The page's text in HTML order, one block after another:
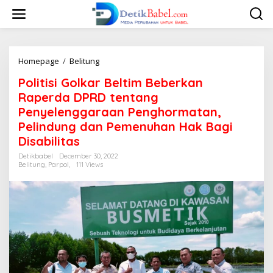
i
Homepage / Belitung
l
i
t
s
o
l
k
e
l
t
i
m
Politisi Golkar Beltim Beberkan
Raperda DPRD tentang
Penyelenggaraan Penghormatan,
Pelindung dan Pemenuhan Hak Bagi
Disabilitas
Detikbabel
December 30, 2022
Belitung, Parpol, 111 Views